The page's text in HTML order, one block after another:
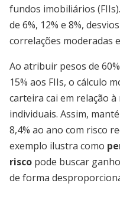
fundos imobiliários
de 6%, 12% e 8%,
correlações moderadas
Ao atribuir pesos de
15% aos FIIs, o cálculo
carteira cai em relação
individuais. Assim,
8,4% ao ano com risco
exemplo ilustra como
risco pode buscar
de forma